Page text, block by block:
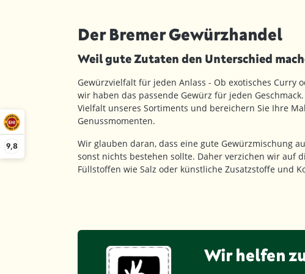
9,8
Der Bremer Gewürzhandel
Weil gute Zutaten den Unterschied
Gewürzvielfalt für jeden Anlass - Ob exotisches Curry
wir haben das passende Gewürz für jeden
Vielfalt unseres Sortiments und bereichern Sie Ihre
Genussmomenten.
Wir glauben daran, dass eine gute Gewürzmischung
sonst nichts bestehen sollte. Daher verzichen wir auf
Füllstoffen wie Salz oder künstliche Zusatzstoffe und
Wir helfen